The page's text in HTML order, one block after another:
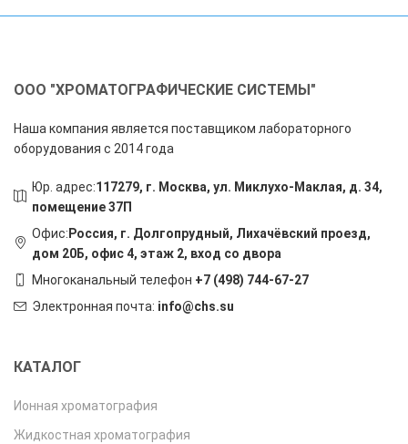
ООО "ХРОМАТОГРАФИЧЕСКИЕ СИСТЕМЫ"
Наша компания является поставщиком лабораторного
оборудования с 2014 года
Юр. адрес:117279, г. Москва, ул. Миклухо-Маклая, д. 34,
помещение 37П
Офис: Россия, г. Долгопрудный, Лихачёвский проезд,
дом 20Б, офис 4, этаж 2, вход со двора
Многоканальный телефон +7 (498) 744-67-27
Электронная почта: info@chs.su
КАТАЛОГ
Ионная хроматография
Жидкостная хроматография